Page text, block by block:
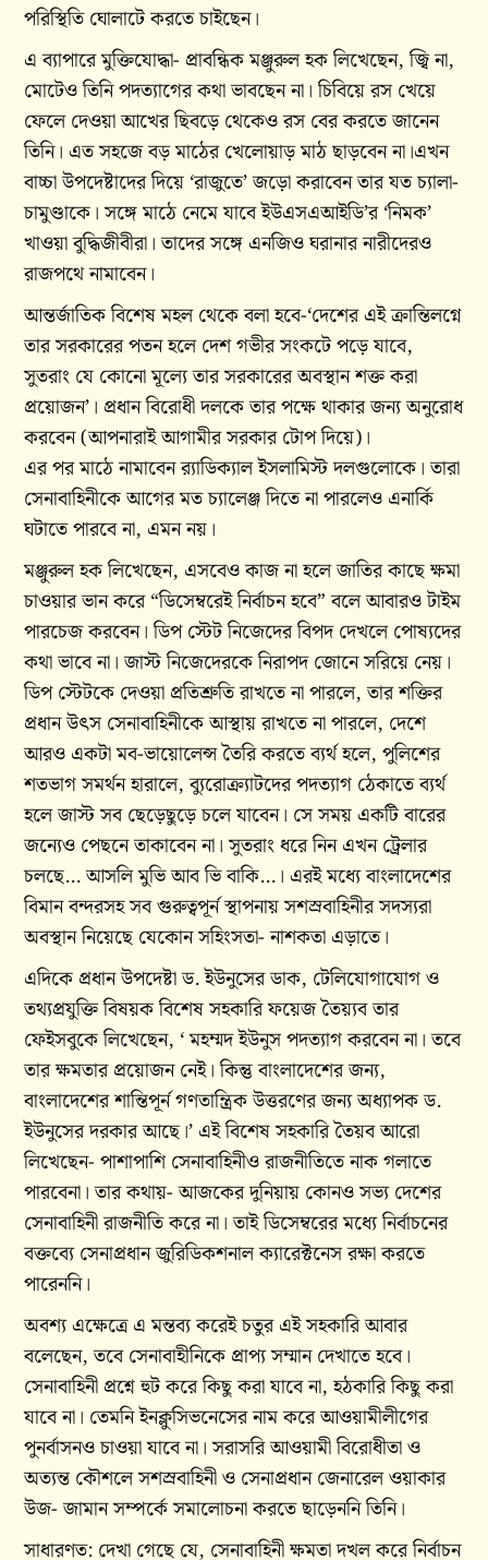
পরিস্থিতি ঘোলাটে করতে চাইছেন।
এ ব্যাপারে মুক্তিযোদ্ধা- প্রাবন্ধিক মঞ্জুরুল হক লিখেছেন, জ্বি না,
মোটেও তিনি পদত্যাগের কথা ভাবছেন না। চিবিয়ে রস খেয়ে
ফেলে দেওয়া আখের ছিবড়ে থেকেও রস বের করতে জানেন
তিনি। এত সহজে বড় মাঠের খেলোয়াড় মাঠ ছাড়বেন না।এখন
বাচ্চা উপদেষ্টাদের দিয়ে ‘রাজুতে’ জড়ো করাবেন তার যত চ্যালা-
চামুণ্ডাকে। সঙ্গে মাঠে নেমে যাবে ইউএসএআইডি’র ‘নিমক’
খাওয়া বুদ্ধিজীবীরা। তাদের সঙ্গে এনজিও ঘরানার নারীদেরও
রাজপথে নামাবেন।
আন্তর্জাতিক বিশেষ মহল থেকে বলা হবে-‘দেশের এই ক্রান্তিলগ্নে
তার সরকারের পতন হলে দেশ গভীর সংকটে পড়ে যাবে,
সুতরাং যে কোনো মূল্যে তার সরকারের অবস্থান শক্ত করা
প্রয়োজন’। প্রধান বিরোধী দলকে তার পক্ষে থাকার জন্য অনুরোধ
করবেন (আপনারাই আগামীর সরকার টোপ দিয়ে)।
এর পর মাঠে নামাবেন র‌্যাডিক্যাল ইসলামিস্ট দলগুলোকে। তারা
সেনাবাহিনীকে আগের মত চ্যালেঞ্জ দিতে না পারলেও এনার্কি
ঘটাতে পারবে না, এমন নয়।
মঞ্জুরুল হক লিখেছেন, এসবেও কাজ না হলে জাতির কাছে ক্ষমা
চাওয়ার ভান করে “ডিসেম্বরেই নির্বাচন হবে” বলে আবারও টাইম
পারচেজ করবেন। ডিপ স্টেট নিজেদের বিপদ দেখলে পোষ্যদের
কথা ভাবে না। জাস্ট নিজেদেরকে নিরাপদ জোনে সরিয়ে নেয়।
ডিপ স্টেটকে দেওয়া প্রতিশ্রুতি রাখতে না পারলে, তার শক্তির
প্রধান উৎস সেনাবাহিনীকে আস্থায় রাখতে না পারলে, দেশে
আরও একটা মব-ভায়োলেন্স তৈরি করতে ব্যর্থ হলে, পুলিশের
শতভাগ সমর্থন হারালে, ব্যুরোক্র্যাটদের পদত্যাগ ঠেকাতে ব্যর্থ
হলে জাস্ট সব ছেড়েছুড়ে চলে যাবেন। সে সময় একটি বারের
জন্যেও পেছনে তাকাবেন না। সুতরাং ধরে নিন এখন ট্রেলার
চলছে… আসলি মুভি আব ভি বাকি…। এরই মধ্যে বাংলাদেশের
বিমান বন্দরসহ সব গুরুত্বপূর্ন স্থাপনায় সশস্রবাহিনীর সদস্যরা
অবস্থান নিয়েছে যেকোন সহিংসতা- নাশকতা এড়াতে।
এদিকে প্রধান উপদেষ্টা ড. ইউনুসের ডাক, টেলিযোগাযোগ ও
তথ্যপ্রযুক্তি বিষয়ক বিশেষ সহকারি ফয়েজ তৈয়্যব তার
ফেইসবুকে লিখেছেন, ‘ মহম্মদ ইউনুস পদত্যাগ করবেন না। তবে
তার ক্ষমতার প্রয়োজন নেই। কিন্তু বাংলাদেশের জন্য,
বাংলাদেশের শান্তিপূর্ন গণতান্ত্রিক উত্তরণের জন্য অধ্যাপক ড.
ইউনুসের দরকার আছে।’ এই বিশেষ সহকারি তৈয়ব আরো
লিখেছেন- পাশাপাশি সেনাবাহিনীও রাজনীতিতে নাক গলাতে
পারবেনা। তার কথায়- আজকের দুনিয়ায় কোনও সভ্য দেশের
সেনাবাহিনী রাজনীতি করে না। তাই ডিসেম্বরের মধ্যে নির্বাচনের
বক্তব্যে সেনাপ্রধান জুরিডিকশনাল ক্যারেক্টনেস রক্ষা করতে
পারেননি।
অবশ্য এক্ষেত্রে এ মন্তব্য করেই চতুর এই সহকারি আবার
বলেছেন, তবে সেনাবাহীনিকে প্রাপ্য সম্মান দেখাতে হবে।
সেনাবাহিনী প্রশ্নে হুট করে কিছু করা যাবে না, হঠকারি কিছু করা
যাবে না। তেমনি ইনক্লুসিভনেসের নাম করে আওয়ামীলীগের
পুনর্বাসনও চাওয়া যাবে না। সরাসরি আওয়ামী বিরোধীতা ও
অত্যন্ত কৌশলে সশস্রবাহিনী ও সেনাপ্রধান জেনারেল ওয়াকার
উজ- জামান সম্পর্কে সমালোচনা করতে ছাড়েননি তিনি।
সাধারণত: দেখা গেছে যে, সেনাবাহিনী ক্ষমতা দখল করে নির্বাচন